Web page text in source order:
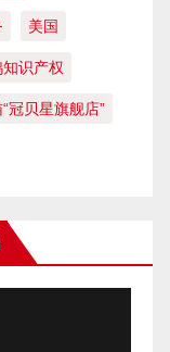
美国
识产权
冠贝星旗舰店”